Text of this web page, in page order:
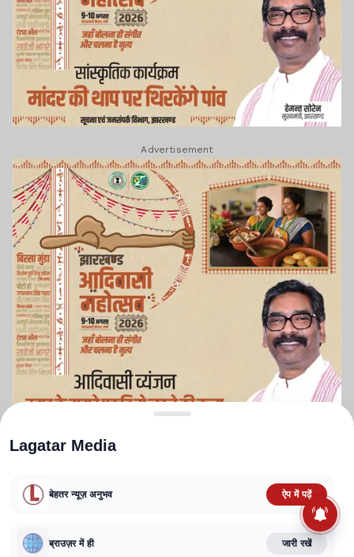
Advertisement
TERMS AND CONDITIONS
CORRECTIONS POLICY
FACT CHECKING POLICY
Lagatar Media
बेहतर न्यूज़ अनुभव ऐप में पढ़ें
ब्राउज़र में ही जारी रखें